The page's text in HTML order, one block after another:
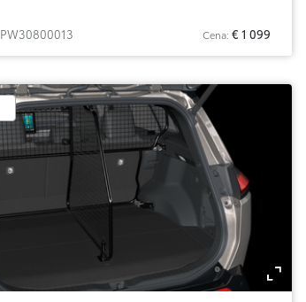
PW30800013 Cena: € 1 099